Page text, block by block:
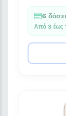
6
Από 3 έως